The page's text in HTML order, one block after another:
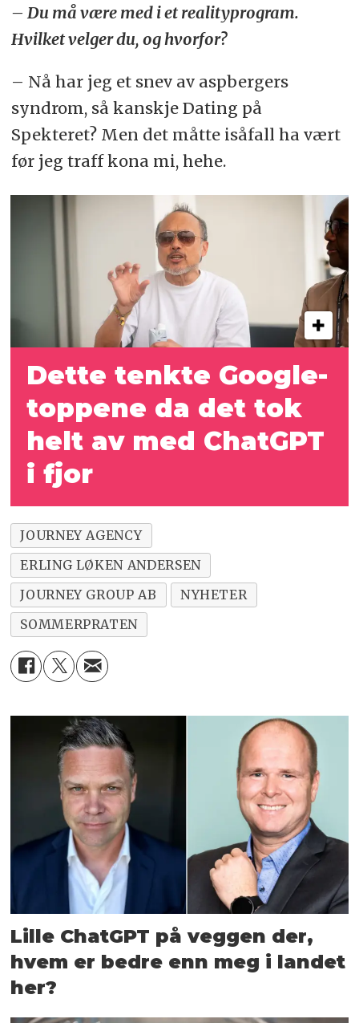
– Du må være med i et realityprogram.
Hvilket velger du, og hvorfor?
– Nå har jeg et snev av aspbergers
syndrom, så kanskje Dating på
Spekteret? Men det måtte isåfall ha vært
før jeg traff kona mi, hehe.
Dette tenkte Google-
toppene da det tok
helt av med ChatGPT
i fjor
JOURNEY AGENCY
ERLING LØKEN ANDERSEN
JOURNEY GROUP AB
NYHETER
SOMMERPRATEN
Lille ChatGPT på veggen der,
hvem er bedre enn meg i landet
her?